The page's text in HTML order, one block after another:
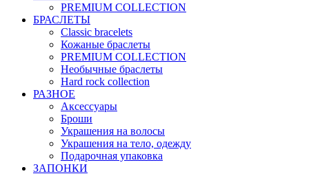
PREMIUM COLLECTION
БРАСЛЕТЫ
Classic bracelets
Кожаные браслеты
PREMIUM COLLECTION
Необычные браслеты
Hard rock collection
РАЗНОЕ
Аксессуары
Броши
Украшения на волосы
Украшения на тело, одежду
Подарочная упаковка
ЗАПОНКИ